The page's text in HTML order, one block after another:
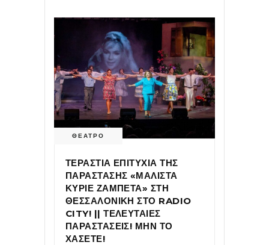
ΘΕΑΤΡΟ
ΤΕΡΑΣΤΙΑ ΕΠΙΤΥΧΙΑ ΤΗΣ
ΠΑΡΑΣΤΑΣΗΣ «ΜΑΛΙΣΤΑ
ΚΥΡΙΕ ΖΑΜΠΕΤΑ» ΣΤΗ
ΘΕΣΣΑΛΟΝΙΚΗ ΣΤΟ RADIO
CITY! || ΤΕΛΕΥΤΑΙΕΣ
ΠΑΡΑΣΤΑΣΕΙΣ! ΜΗΝ ΤΟ
ΧΑΣΕΤΕ!